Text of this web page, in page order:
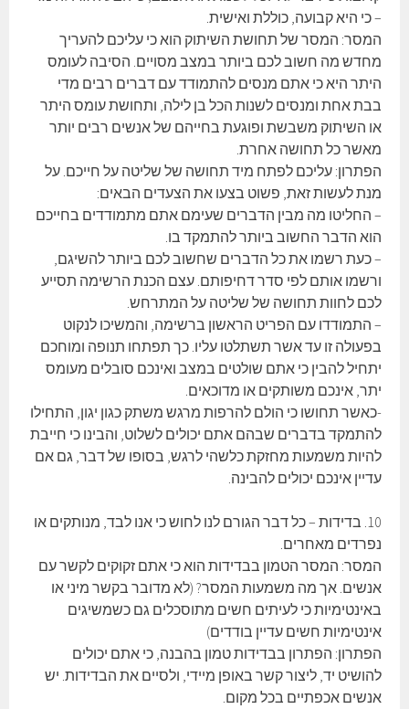
– כי היא קבועה, כוללת ואישית.
המסר: המסר של תחושת השיתוק הוא כי עליכם להעריך
מחדש מה חשוב לכם ביותר במצב מסויים. הסיבה לעומס
היתר היא כי אתם מנסים להתמודד עם דברים רבים מדי
בבת אחת ומנסים לשנות הכל בן לילה, ותחושת עומס היתר
או השיתוק משבשת ופוגעת בחייהם של אנשים רבים יותר
מאשר כל תחושה אחרת.
הפתרון: עליכם לפתח מיד תחושה של שליטה על חייכם. על
מנת לעשות זאת, פשוט בצעו את הצעדים הבאים:
– החליטו מה מבין הדברים שעימם אתם מתמודדים בחייכם
הוא הדבר החשוב ביותר להתמקד בו.
– כעת רשמו את כל הדברים שחשוב לכם ביותר להשיגם,
ורשמו אותם לפי סדר דחיפותם. עצם הכנת הרשימה תסייע
לכם לחוות תחושה של שליטה על המתרחש.
– התמודדו עם הפריט הראשון ברשימה, והמשיכו לנקוט
בפעולה זו עד אשר תשתלטו עליו. כך תפתחו תנופה ומוחכם
יתחיל להבין כי אתם שולטים במצב ואינכם סובלים מעומס
יתר, אינכם משותקים או מדוכאים.
-כאשר תחושו כי הולם להרפות מרגש משתק כגון יגון, התחילו
להתמקד בדברים שבהם אתם יכולים לשלוט, והבינו כי חייבת
להיות משמעות מחזקת כלשהי לרגש, בסופו של דבר, גם אם
עדיין אינכם יכולים להבינה.
10. בדידות – כל דבר הגורם לנו לחוש כי אנו לבד, מנותקים או
נפרדים מאחרים.
המסר: המסר הטמון בבדידות הוא כי אתם זקוקים לקשר עם
אנשים. אך מה משמעות המסר? (לא מדובר בקשר מיני או
באינטימיות כי לעיתים חשים מתוסכלים גם כשמשיגים
אינטימיות חשים עדיין בודדים)
הפתרון: הפתרון בבדידות טמון בהבנה, כי אתם יכולים
להושיט יד, ליצור קשר באופן מיידי, ולסיים את הבדידות. יש
אנשים אכפתיים בכל מקום.